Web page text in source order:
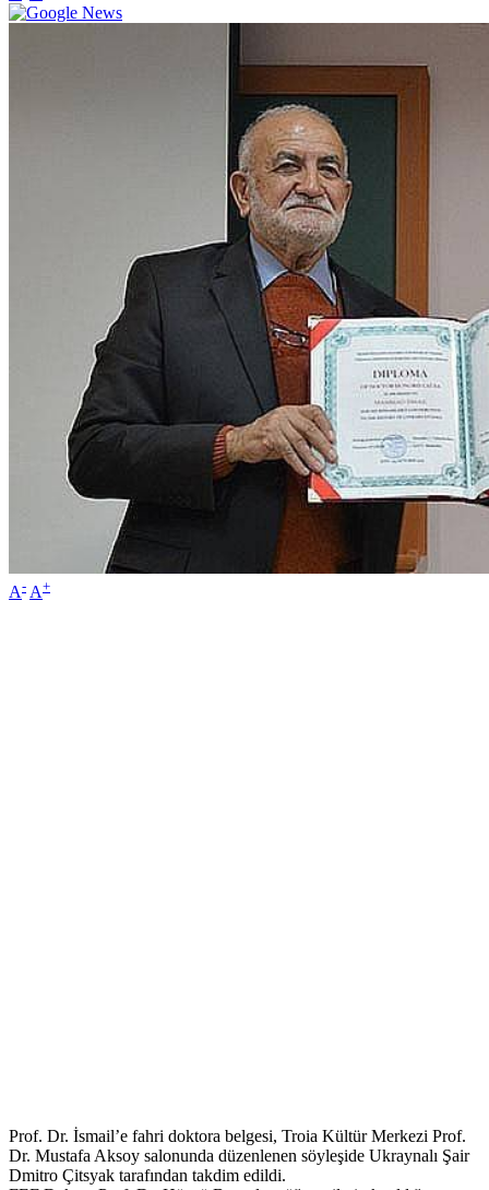
A- A+
Prof. Dr. İsmail’e fahri doktora belgesi, Troia Kültür Merkezi Prof.
Dr. Mustafa Aksoy salonunda düzenlenen söyleşide Ukraynalı Şair
Dmitro Çitsyak tarafından takdim edildi.